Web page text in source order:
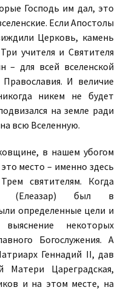
Господь им дал, это
Если Апостолы
Церковь, камень
учителя и Святителя
– для всей вселенской
И величие
никем не будет
на земле ради
всю Вселенную.
в нашем убогом
место – именно здесь
святителям. Когда
(Елеазар) был в
определенные цели и
некоторых
Богослужения. А
Геннадий II, дав
Цареградская,
и на этом месте, на